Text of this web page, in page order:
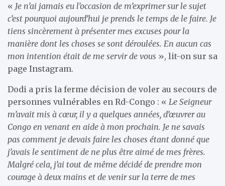
« Je n’ai jamais eu l’occasion de m’exprimer sur le sujet
c’est pourquoi aujourd’hui je prends le temps de le faire. Je
tiens sincèrement à présenter mes excuses pour la
manière dont les choses se sont déroulées. En aucun cas
mon intention était de me servir de vous », lit-on sur sa
page Instagram.
Dodi a pris la ferme décision de voler au secours de
personnes vulnérables en Rd-Congo : « Le Seigneur
m’avait mis à cœur, il y a quelques années, d’œuvrer au
Congo en venant en aide à mon prochain. Je ne savais
pas comment je devais faire les choses étant donné que
j’avais le sentiment de ne plus être aimé de mes frères.
Malgré cela, j’ai tout de même décidé de prendre mon
courage à deux mains et de venir sur la terre de mes